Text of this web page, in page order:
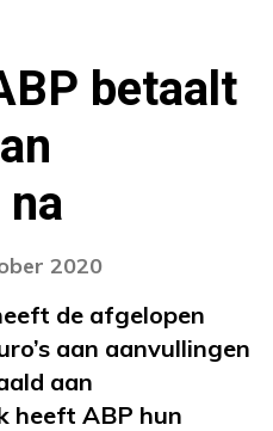
betaalt
2020
de afgelopen
aan aanvullingen
aan
heeft ABP hun